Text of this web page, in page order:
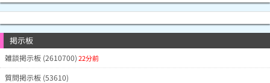
掲示板
雑談掲示板 (2610700)22分前
質問掲示板 (53610)